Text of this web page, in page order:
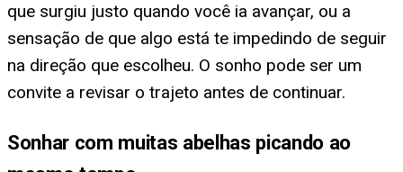
que surgiu justo quando você ia avançar, ou a
sensação de que algo está te impedindo de seguir
na direção que escolheu. O sonho pode ser um
convite a revisar o trajeto antes de continuar.
Sonhar com muitas abelhas picando ao